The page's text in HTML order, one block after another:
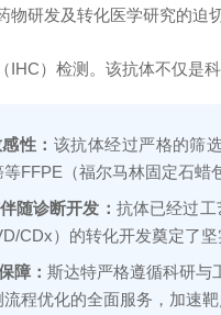
物研发及转化医学研究的迫
IHC）检测。该抗体不仅是
性： 该抗体经过严格的筛
FFPE（福尔马林固定石蜡
随诊断开发： 抗体已经过
CDx）的转化开发奠定了
障：斯达特严格遵循科研与
程优化的全面服务，加速靶